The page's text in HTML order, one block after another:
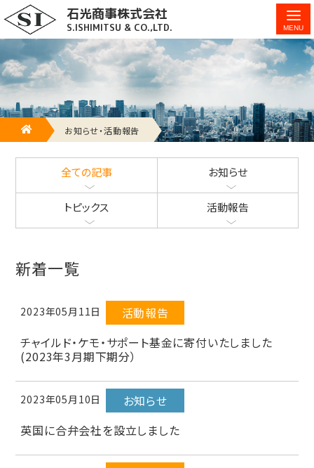
石光商事株式会社の「お知らせ」「トピック」「活動報告」を紹介
します。 - 12ページ目 (17ページ中)
石光商事株式会社
S.ISHIMITSU & CO.,LTD.
HOMEお知らせ・活動報告
全ての記事 お知らせ
トピックス 活動報告
新着一覧
2023年05月11日
活動報告
チャイルド・ケモ・サポート基金に寄付いたしました
(2023年3月期下期分）
2023年05月10日
お知らせ
英国に合弁会社を設立しました